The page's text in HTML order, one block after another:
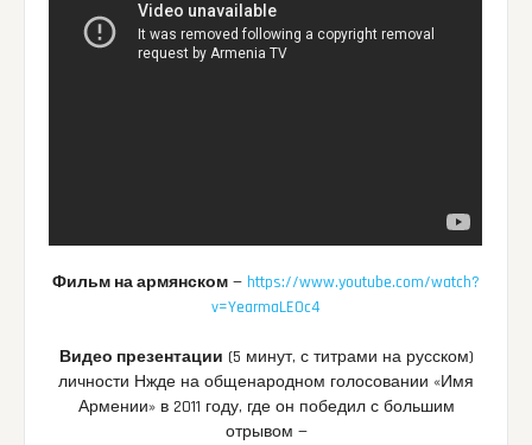
Фильм на армянском — https://www.youtube.com/watch?
v=YearmaLEOc4
Видео презентации (5 минут, с титрами на русском)
личности Нжде на общенародном голосовании «Имя
Армении» в 2011 году, где он победил с большим
отрывом —